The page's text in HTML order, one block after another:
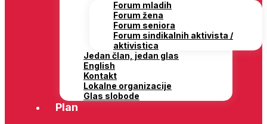
Forum mladih
Forum žena
Forum seniora
Forum sindikalnih aktivista /
aktivistica
Jedan član, jedan glas
English
Kontakt
Lokalne organizacije
Glas slobode
Plan